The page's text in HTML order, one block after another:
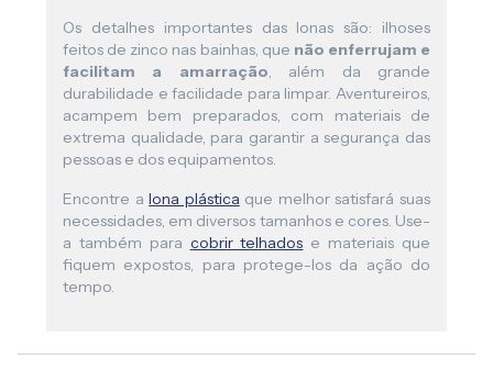
Os detalhes importantes das lonas são: ilhoses
feitos de zinco nas bainhas, que não enferrujam e
facilitam a amarração, além da grande
durabilidade e facilidade para limpar. Aventureiros,
acampem bem preparados, com materiais de
extrema qualidade, para garantir a segurança das
pessoas e dos equipamentos.
Encontre alona plástica que melhor satisfará suas
necessidades, em diversos tamanhos e cores. Use-
a também para cobrir telhados e materiais que
fiquem expostos, para protege-los da ação do
tempo.